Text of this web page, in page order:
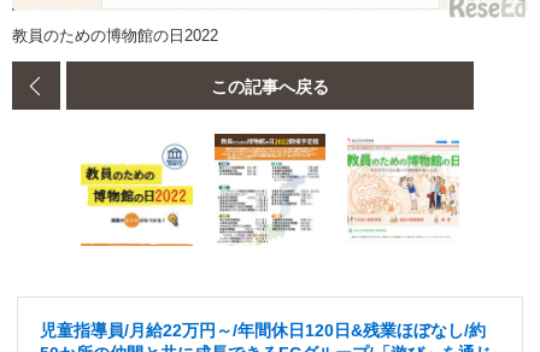
教員のための博物館の日2022
この記事へ戻る
児童指導員/月給22万円～/年間休日120日&残業ほぼなし/約